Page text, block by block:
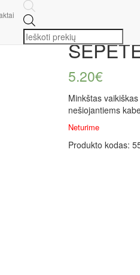
DENTA MINI DANTŲ ŠEPETĖLIS
ROYAL
5.20€
Minkštas
nešiojantiems
Neturime
Produkto kodas: